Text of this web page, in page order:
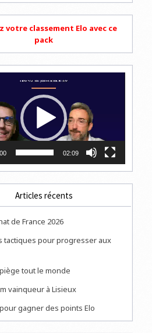
votre classement Elo avec ce
pack
02:09
Articles récents
de France 2026
tactiques pour progresser aux
tout le monde
vainqueur à Lisieux
gagner des points Elo